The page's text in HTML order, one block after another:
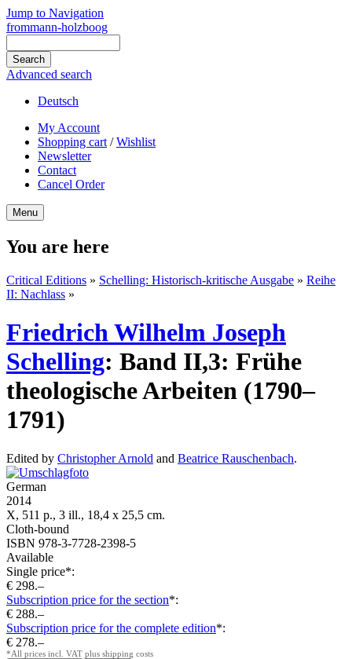
Jump to Navigation
frommann-holzboog
Advanced search
Deutsch
My Account
Shopping cart /Wishlist
Newsletter
Contact
Cancel Order
Menu
You are here
Critical Editions » Schelling: Historisch-kritische Ausgabe » Reihe
II: Nachlass »
Friedrich Wilhelm Joseph
Schelling: Band II,3: Frühe
theologische Arbeiten (1790–
1791)
Edited by Christopher Arnold and Beatrice Rauschenbach.
German
2014
X, 511 p., 3 ill., 18,4 x 25,5 cm.
Cloth-bound
ISBN 978-3-7728-2398-5
Available
Single price*:
€ 298.–
Subscription price for the section*:
€ 288.–
Subscription price for the complete edition*:
€ 278.–
*All prices incl. VAT plus shipping costs